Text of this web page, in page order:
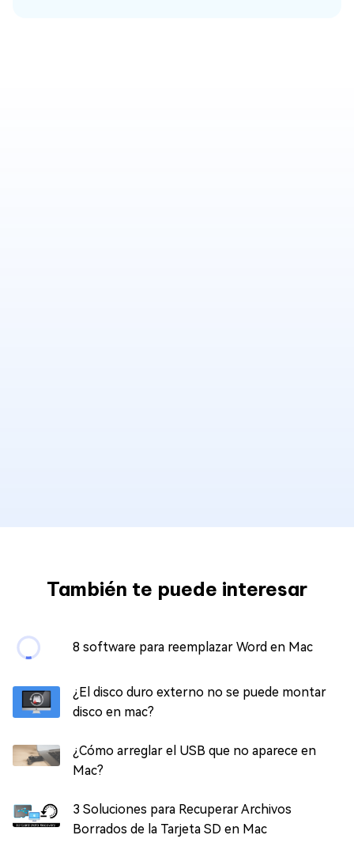
También te puede interesar
8 software para reemplazar Word en Mac
¿El disco duro externo no se puede montar
disco en mac?
¿Cómo arreglar el USB que no aparece en
Mac?
3 Soluciones para Recuperar Archivos
Borrados de la Tarjeta SD en Mac